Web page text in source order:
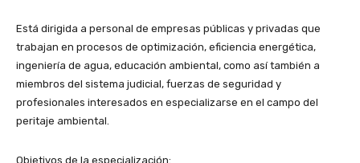
Está dirigida a personal de empresas públicas y privadas que
trabajan en procesos de optimización, eficiencia energética,
ingeniería de agua, educación ambiental, como así también a
miembros del sistema judicial, fuerzas de seguridad y
profesionales interesados en especializarse en el campo del
peritaje ambiental.
Objetivos de la especialización: